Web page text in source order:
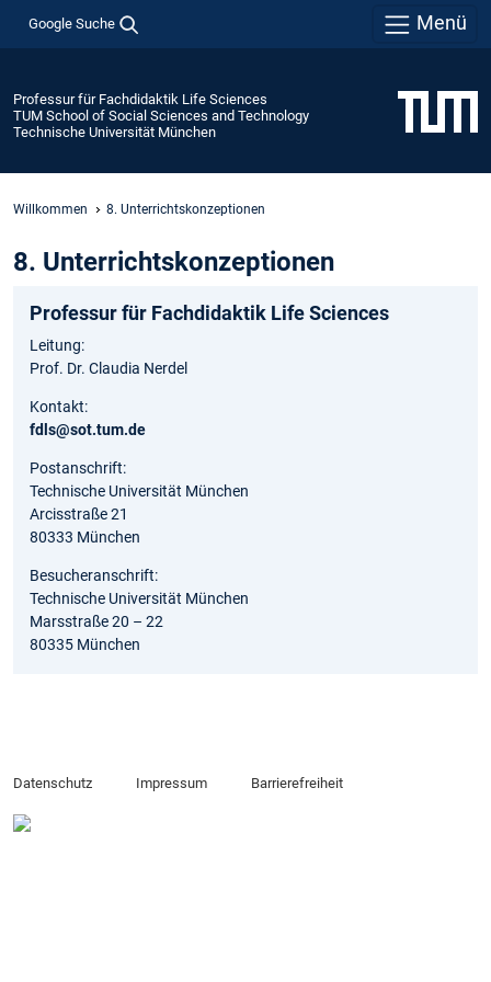
Google Suche Menü
Professur für Fachdidaktik Life Sciences
TUM School of Social Sciences and Technology
Technische Universität München
Willkommen 8. Unterrichtskonzeptionen
8. Unterrichtskonzeptionen
Professur für Fachdidaktik Life Sciences
Leitung:
Prof. Dr. Claudia Nerdel
Kontakt:
fdls@sot.tum.de
Postanschrift:
Technische Universität München
Arcisstraße 21
80333 München
Besucheranschrift:
Technische Universität München
Marsstraße 20 – 22
80335 München
Datenschutz Impressum Barrierefreiheit